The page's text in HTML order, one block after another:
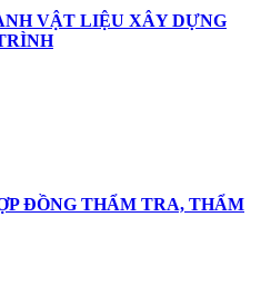
VẬT LIỆU XÂY DỰNG
ĐỒNG THẨM TRA, THẨM